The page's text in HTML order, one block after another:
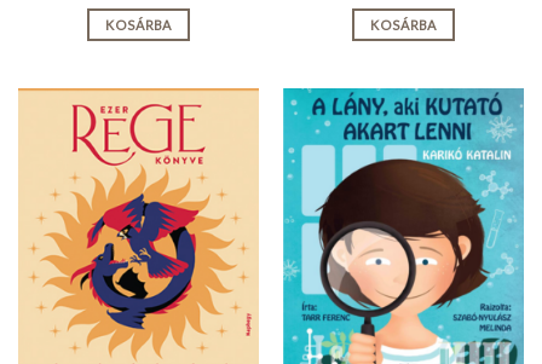
KOSÁRBA KOSÁRBA